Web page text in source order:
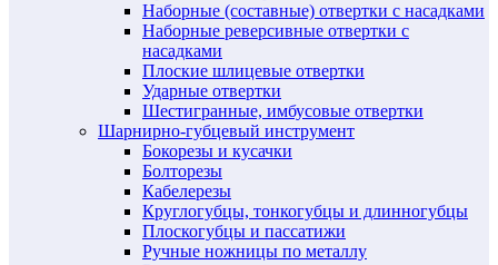
Наборные (составные) отвертки с насадками
Наборные реверсивные отвертки с
насадками
Плоские шлицевые отвертки
Ударные отвертки
Шестигранные, имбусовые отвертки
Шарнирно-губцевый инструмент
Бокорезы и кусачки
Болторезы
Кабелерезы
Круглогубцы, тонкогубцы и длинногубцы
Плоскогубцы и пассатижи
Ручные ножницы по металлу